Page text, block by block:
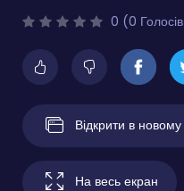
0 (0
Відкрити в новому
На весь екран